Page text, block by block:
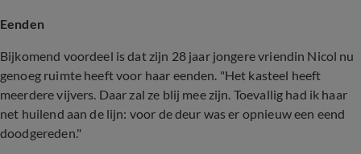
Eenden
Bijkomend voordeel is dat zijn 28 jaar jongere vriendin Nicol nu
genoeg ruimte heeft voor haar eenden. "Het kasteel heeft
meerdere vijvers. Daar zal ze blij mee zijn. Toevallig had ik haar
net huilend aan de lijn: voor de deur was er opnieuw een eend
doodgereden."